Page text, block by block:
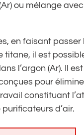
ou mélange
en faisant passer
titane, il est
l’argon (Ar). Il
pour
constituant
d’air.